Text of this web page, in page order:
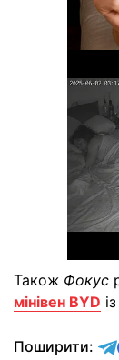
Також Фокус
мінівен BYD
Поширити: